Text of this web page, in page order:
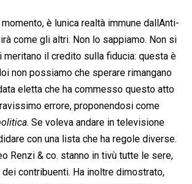
è lunica realtà immune dallAnti-
come gli altri. Non lo sappiamo. Non si
meritano il credito sulla fiducia: questa è
non possiamo che sperare rimangano
eletta che ha commesso questo atto
errore, proponendosi come
. Se voleva andare in televisione
con una lista che ha regole diverse.
Renzi & co. stanno in tivù tutte le sere,
contribuenti. Ha inoltre dimostrato,